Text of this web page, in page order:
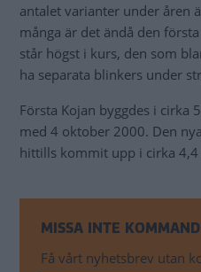
antalet varianter under åren
många är det ändå den
står högst i kurs, den som
ha separata blinkers under
Första Kojan byggdes i cirka
med 4 oktober 2000. Den
hittills kommit upp i cirka
MISSA INTE
Få vårt nyhetsbrev utan